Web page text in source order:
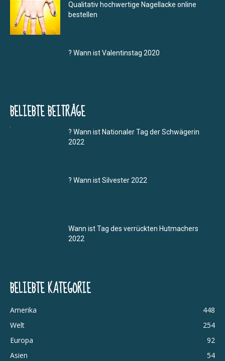
Qualitativ hochwertige Nagellacke online
bestellen
? Wann ist Valentinstag 2020
BELIEBTE BEITRÄGE
? Wann ist Nationaler Tag der Schwägerin
2022
? Wann ist Silvester 2022
Wann ist Tag des verrückten Hutmachers
2022
BELIEBTE KATEGORIE
Amerika
448
Welt
254
Europa
92
Asien
54